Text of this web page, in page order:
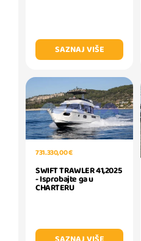
SAZNAJ VIŠE
731.330,00 €
SWIFT TRAWLER 41,2025
- Isprobajte ga u
CHARTERU